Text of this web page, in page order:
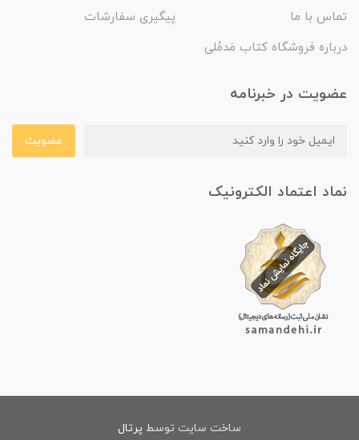
تماس با ما
پیگیری سفارشات
درباره فروشگاه کتاب مَدمُلی
عضویت در خبرنامه
عضویت
نماد اعتماد الکترونیک
ساخت سایت توسط پرتال